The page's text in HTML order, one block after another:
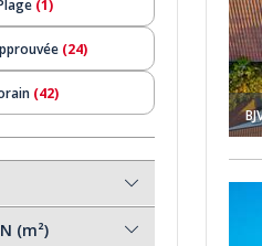
(1)
(24)
(42)
(9)
(0)(m²)
Privée À 10 Minutes De La Plage À